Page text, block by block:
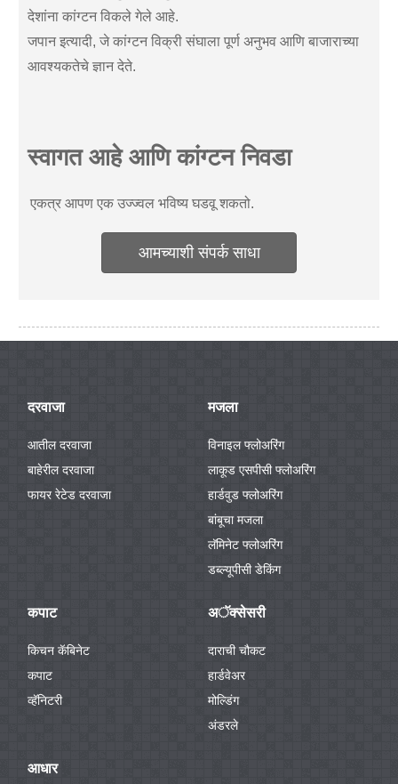
देशांना कांग्टन विकले गेले आहे.
जपान इत्यादी, जे कांग्टन विक्री संघाला पूर्ण अनुभव आणि बाजाराच्या
आवश्यकतेचे ज्ञान देते.
स्वागत आहे आणि कांग्टन निवडा
एकत्र आपण एक उज्ज्वल भविष्य घडवू शकतो.
आमच्याशी संपर्क साधा
दरवाजा
आतील दरवाजा
बाहेरील दरवाजा
फायर रेटेड दरवाजा
मजला
विनाइल फ्लोअरिंग
लाकूड एसपीसी फ्लोअरिंग
हार्डवुड फ्लोअरिंग
बांबूचा मजला
लॅमिनेट फ्लोअरिंग
डब्ल्यूपीसी डेकिंग
कपाट
किचन कॅबिनेट
कपाट
व्हॅनिटरी
अॅक्सेसरी
दाराची चौकट
हार्डवेअर
मोल्डिंग
अंडरले
आधार